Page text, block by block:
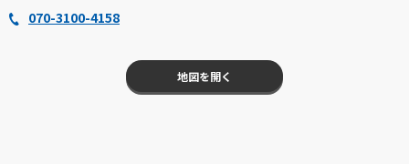
070-3100-4158
地図を開く